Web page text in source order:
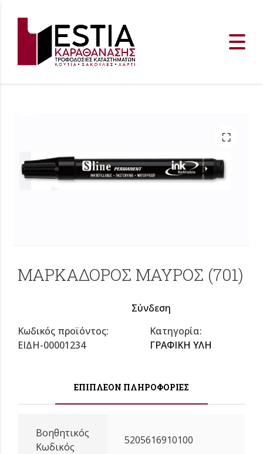
ΜΑΡΚΑΔΟΡΟΣ ΜΑΥΡΟΣ (701)
Σύνδεση
Κωδικός προϊόντος:
ΕΙΔΗ-00001234
Κατηγορία:
ΓΡΑΦΙΚΗ ΥΛΗ
ΕΠΙΠΛΈΟΝ ΠΛΗΡΟΦΟΡΊΕΣ
Βοηθητικός
Κωδικός
5205616910100